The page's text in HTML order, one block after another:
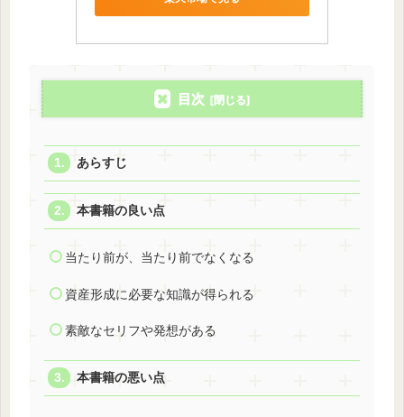
目次
あらすじ
本書籍の良い点
当たり前が、当たり前でなくなる
資産形成に必要な知識が得られる
素敵なセリフや発想がある
本書籍の悪い点